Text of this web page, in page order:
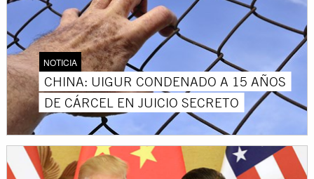
NOTICIA
CHINA: UIGUR CONDENADO A 15 AÑOS
DE CÁRCEL EN JUICIO SECRETO